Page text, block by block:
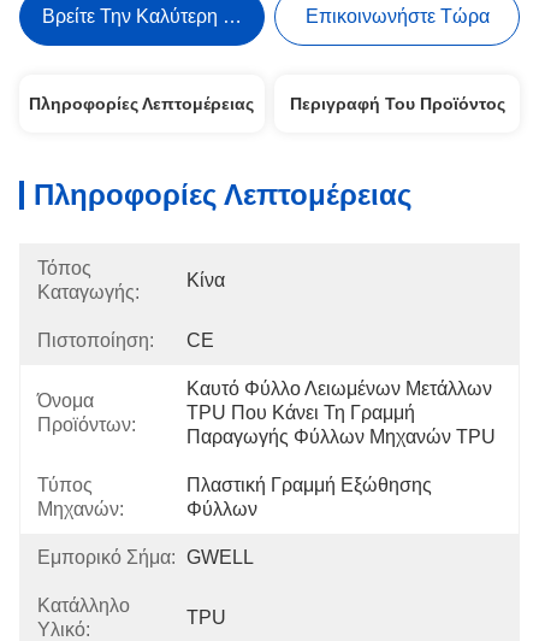
Βρείτε Την Καλύτερη Τιμή Επικοινωνήστε Τώρα
Πληροφορίες Λεπτομέρειας Περιγραφή Του Προϊόντος
Πληροφορίες Λεπτομέρειας
Τόπος
Καταγωγής:
Κίνα
Πιστοποίηση: CE
Όνομα
Προϊόντων:
Καυτό Φύλλο Λειωμένων Μετάλλων
TPU Που Κάνει Τη Γραμμή
Παραγωγής Φύλλων Μηχανών TPU
Τύπος
Μηχανών:
Πλαστική Γραμμή Εξώθησης
Φύλλων
Εμπορικό Σήμα: GWELL
Κατάλληλο
Υλικό:
TPU